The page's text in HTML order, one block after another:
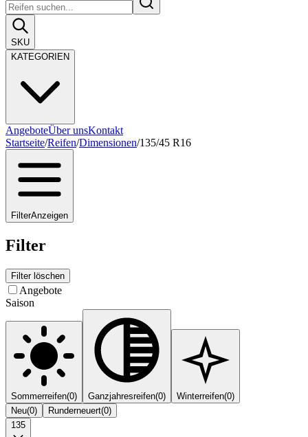
SKU
KATEGORIEN
AngeboteÜber unsKontakt
Startseite/Reifen/Dimensionen/135/45 R16
FilterAnzeigen
Filter
Filter löschen
Angebote
Saison
Sommerreifen(0) Ganzjahresreifen(0) Winterreifen(0)
Neu(0) Runderneuert(0)
135